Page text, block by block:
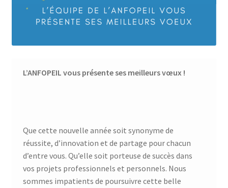
Modalités
Nous contacter
Protection des données personnelles
L’ANFOPEIL vous présente ses meilleurs vœux !
Que cette nouvelle année soit synonyme de
réussite, d’innovation et de partage pour chacun
d’entre vous. Qu’elle soit porteuse de succès dans
vos projets professionnels et personnels. Nous
sommes impatients de poursuivre cette belle